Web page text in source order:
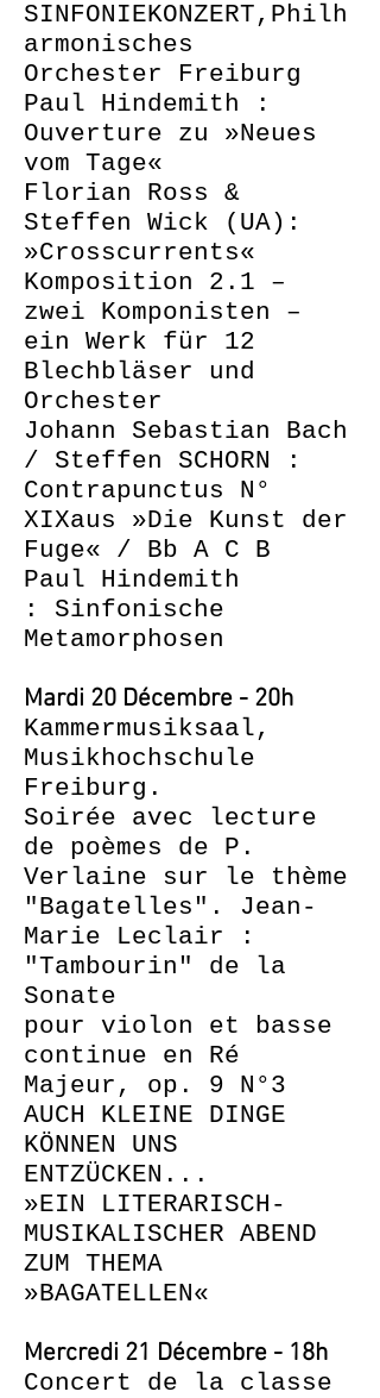
SINFONIEKONZERT,Philh
armonisches
Orchester Freiburg
Paul Hindemith :
Ouverture zu »Neues
vom Tage«
Florian Ross &
Steffen Wick (UA):
»Crosscurrents«
Komposition 2.1 –
zwei Komponisten –
ein Werk für 12
Blechbläser und
Orchester
Johann Sebastian Bach
/ Steffen SCHORN :
Contrapunctus N°
XIXaus »Die Kunst der
Fuge« / Bb A C B
Paul Hindemith
: Sinfonische
Metamorphosen
Mardi 20 Décembre - 20h
Kammermusiksaal,
Musikhochschule
Freiburg.
Soirée avec lecture
de poèmes de P.
Verlaine sur le thème
"Bagatelles". Jean-
Marie Leclair :
"Tambourin" de la
Sonate
pour violon et basse
continue en Ré
Majeur, op. 9 N°3
AUCH KLEINE DINGE
KÖNNEN UNS
ENTZÜCKEN...
»EIN LITERARISCH-
MUSIKALISCHER ABEND
ZUM THEMA
»BAGATELLEN«
Mercredi 21 Décembre - 18h
Concert de la classe